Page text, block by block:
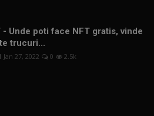
- Unde poti face NFT gratis, vinde
trucuri...
Jan 27, 2022 0 2.5k